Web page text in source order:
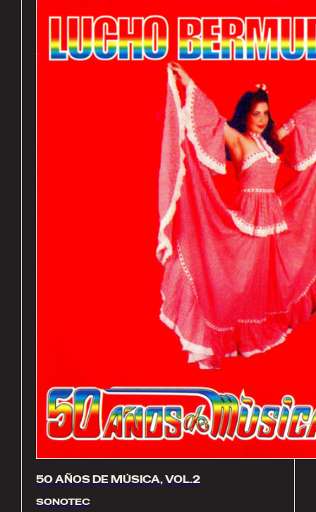
50 AÑOS DE MÚSICA, VOL.2
SONOTEC